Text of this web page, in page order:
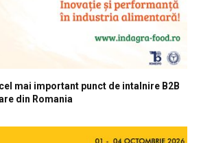
mai important punct de intalnire B2B
din Romania